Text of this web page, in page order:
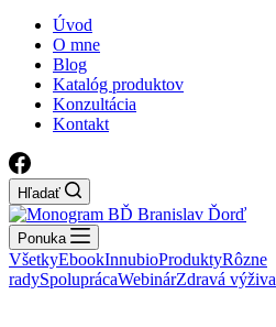
Úvod
O mne
Blog
Katalóg produktov
Konzultácia
Kontakt
Hľadať
Ponuka
VšetkyEbookInnubioProduktyRôzne
radySpoluprácaWebinárZdravá výživa